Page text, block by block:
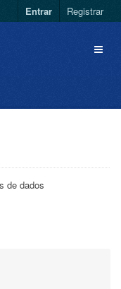
Entrar Registrar
de dados